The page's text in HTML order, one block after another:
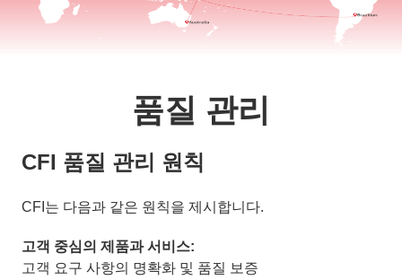
품질 관리
CFI 품질 관리 원칙
CFI는 다음과 같은 원칙을 제시합니다.
고객 중심의 제품과 서비스:
고객 요구 사항의 명확화 및 품질 보증